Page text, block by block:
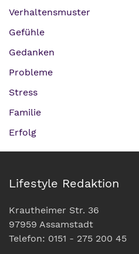
Verhaltensmuster
Gefühle
Gedanken
Probleme
Stress
Familie
Erfolg
Lifestyle Redaktion
Krautheimer Str. 36
97959 Assamstadt
Telefon: 0151 - 275 200 45